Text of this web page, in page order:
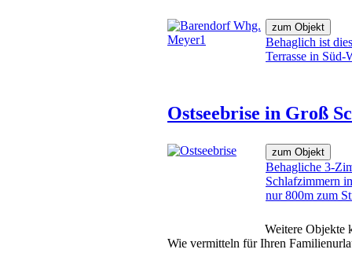
Behaglich ist
Terrasse in Süd-
Ostseebrise in Groß
Behagliche 3-
Schlafzimmern
nur 800m zum
Weitere Objekte
Wie vermitteln für Ihren